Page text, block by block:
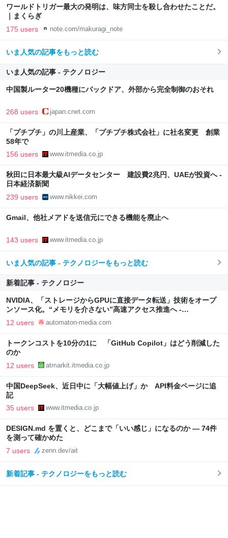
ワールドトリガー最大の発明は、味方同士を殺し合わせたことだ。
｜まくらぎ
175 users note.com/makuragi_note
いま人気の記事をもっと読む
いま人気の記事 - テクノロジー
中国製ルーター20機種にバックドア、外部から完全制御のおそれ
268 users japan.cnet.com
「プチプチ」の川上産業、「プチプチ株式会社」に社名変更 創業
58年で
156 users www.itmedia.co.jp
秋田に日本最大級AIデータセンター 建設費2兆円、UAEが投資へ -
日本経済新聞
239 users www.nikkei.com
Gmail、他社メアドを送信元にできる機能を廃止へ
143 users www.itmedia.co.jp
いま人気の記事 - テクノロジーをもっと読む
新着記事 - テクノロジー
NVIDIA、「ストレージからGPUに直接データ転送」技術をオープ
ンソース化。“メモリを介さない”高速アクセス推進へ -
AUTOMATON
12 users automaton-media.com
トークンコストを10分の1に 「GitHub Copilot」はどう削減した
のか
12 users atmarkit.itmedia.co.jp
中国DeepSeek、近日中に「大幅値上げ」か API料金ページに追
記
35 users www.itmedia.co.jp
DESIGN.md を置くと、どこまで「いい感じ」になるのか — 74件
を測って確かめた
7 users zenn.dev/ait
新着記事 - テクノロジーをもっと読む